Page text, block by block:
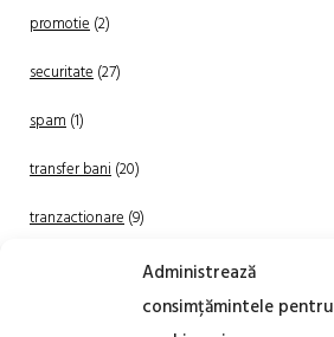
Administrează
consimțămintele pentru
promotie(2)
securitate(27)
spam(1)
transfer bani(20)
tranzactionare(9)
(20)